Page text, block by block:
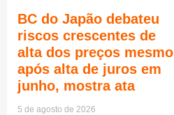
BC do Japão debateu
riscos crescentes de
alta dos preços mesmo
após alta de juros em
junho, mostra ata
5 de agosto de 2026